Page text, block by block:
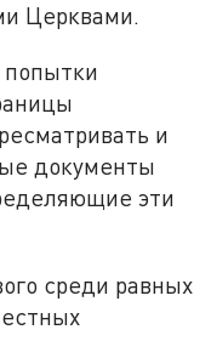
Церквами.
и
документы
эти
среди равных